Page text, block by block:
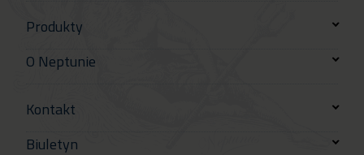
Produkty
O Neptunie
Kontakt
Biuletyn